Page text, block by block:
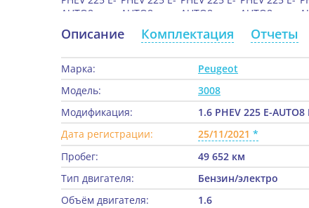
Описание Комплектация Отчеты
Марка:
Peugeot
Модель:
3008
Модификация:
1.6 PHEV 225 E-AUTO8
Дата регистрации:
25/11/2021
Пробег:
49 652 км
Тип двигателя:
Бензин/электро
Объём двигателя:
1.6